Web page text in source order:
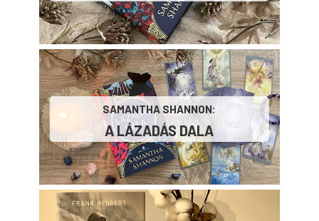
SAMANTHA SHANNON:
A LÁZADÁS DALA